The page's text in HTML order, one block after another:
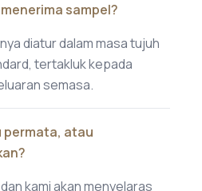
sampel?
diatur dalam masa tujuh
tertakluk kepada
semasa.
permata, atau
kami akan menyelaras